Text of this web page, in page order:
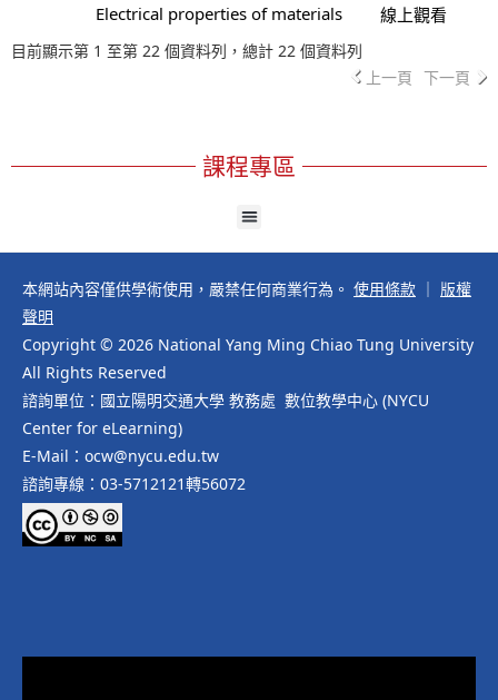
Electrical properties of materials 線上觀看
目前顯示第 1 至第 22 個資料列，總計 22 個資料列
上一頁 下一頁
課程專區
本網站內容僅供學術使用，嚴禁任何商業行為。 使用條款
版權
聲明
Copyright © 2026 National Yang Ming Chiao Tung University
All Rights Reserved
諮詢單位：國立陽明交通大學 教務處 數位教學中心 (NYCU
Center for eLearning)
E-Mail：ocw@nycu.edu.tw
諮詢專線：03-5712121轉56072